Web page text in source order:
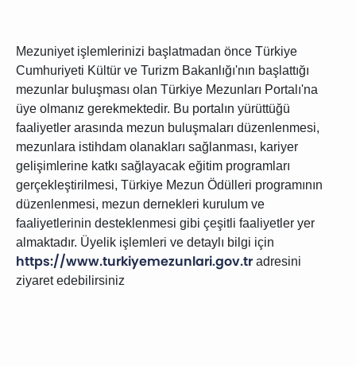
Mezuniyet işlemlerinizi başlatmadan önce Türkiye
Cumhuriyeti Kültür ve Turizm Bakanlığı'nın başlattığı
mezunlar buluşması olan Türkiye Mezunları Portalı'na
üye olmanız gerekmektedir. Bu portalın yürüttüğü
faaliyetler arasında mezun buluşmaları düzenlenmesi,
mezunlara istihdam olanakları sağlanması, kariyer
gelişimlerine katkı sağlayacak eğitim programları
gerçekleştirilmesi, Türkiye Mezun Ödülleri programının
düzenlenmesi, mezun dernekleri kurulum ve
faaliyetlerinin desteklenmesi gibi çeşitli faaliyetler yer
almaktadır. Üyelik işlemleri ve detaylı bilgi için
https://www.turkiyemezunlari.gov.tr adresini
ziyaret edebilirsiniz